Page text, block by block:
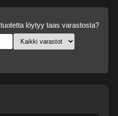
löytyy taas varastosta?